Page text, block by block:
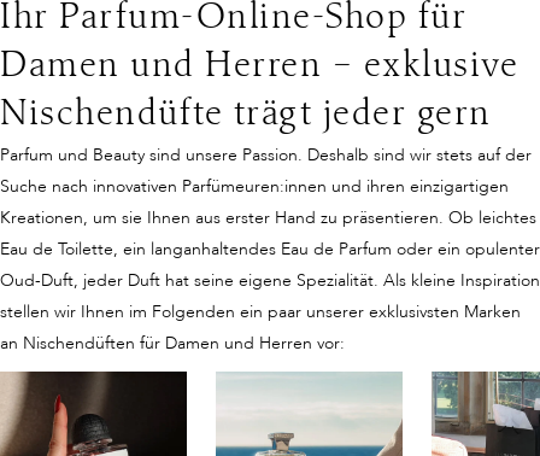
Ihr Parfum-Online-Shop für
Damen und Herren – exklusive
Nischendüfte trägt jeder gern
Parfum und Beauty sind unsere Passion. Deshalb sind wir stets auf der
Suche nach innovativen Parfümeuren:innen und ihren einzigartigen
Kreationen, um sie Ihnen aus erster Hand zu präsentieren. Ob leichtes
Eau de Toilette, ein langanhaltendes Eau de Parfum oder ein opulenter
Oud-Duft, jeder Duft hat seine eigene Spezialität. Als kleine Inspiration
stellen wir Ihnen im Folgenden ein paar unserer exklusivsten Marken
an Nischendüften für Damen und Herren vor: